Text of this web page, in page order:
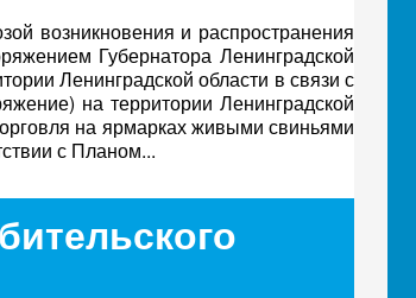
возникновения и распространения
Губернатора Ленинградской
Ленинградской области в связи с
на территории Ленинградской
на ярмарках живыми свиньями
с Планом...